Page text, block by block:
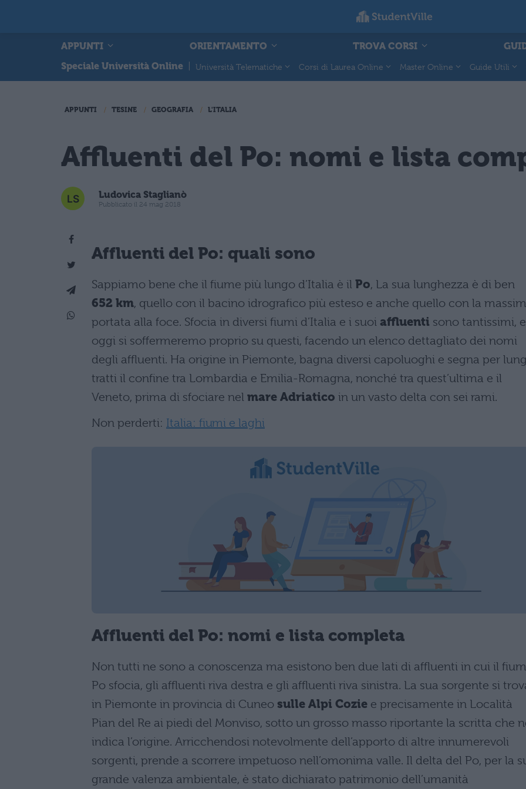
APPUNTI ORIENTAMENTO TROVA CORSI
Speciale Università Online
Università Telematiche Corsi di Laurea Online Master Online Guide Utili
APPUNTI TESINE GEOGRAFIA L'ITALIA
Affluenti del Po: nomi e lista
Ludovica Staglianò
Pubblicato il 24 mag 2018
Affluenti del Po: quali sono
Sappiamo bene che il fiume più lungo d’Italia è il Po, La sua lunghezza è di ben
652 km, quello con il bacino idrografico più esteso e anche quello con la
portata alla foce. Sfocia in diversi fiumi d’Italia e i suoi affluenti sono tantissimi,
oggi si soffermeremo proprio su questi, facendo un elenco dettagliato dei nomi
degli affluenti. Ha origine in Piemonte, bagna diversi capoluoghi e segna per
tratti il confine tra Lombardia e Emilia-Romagna, nonché tra quest’ultima e il
Veneto, prima di sfociare nel mare Adriatico in un vasto delta con sei rami.
Non perderti: Italia: fiumi e laghi
Affluenti del Po: nomi e lista completa
Non tutti ne sono a conoscenza ma esistono ben due lati di affluenti in cui il
Po sfocia, gli affluenti riva destra e gli affluenti riva sinistra. La sua sorgente si
in Piemonte in provincia di Cuneo sulle Alpi Cozie e precisamente in Località
Pian del Re ai piedi del Monviso, sotto un grosso masso riportante la scritta che
indica l’origine. Arricchendosi notevolmente dell’apporto di altre innumerevoli
sorgenti, prende a scorrere impetuoso nell’omonima valle. Il delta del Po, per la
grande valenza ambientale, è stato dichiarato patrimonio dell’umanità